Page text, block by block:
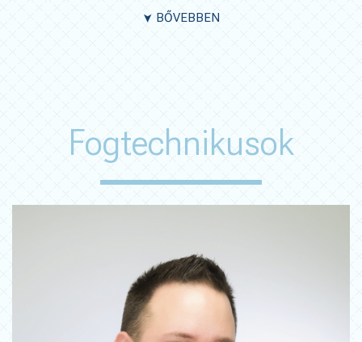
➤ BŐVEBBEN
Fogtechnikusok